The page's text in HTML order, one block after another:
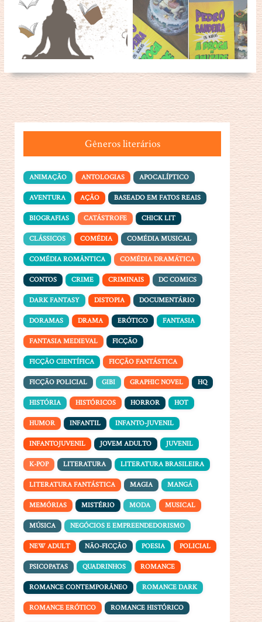
Gêneros literários
ANIMAÇÃO ANTOLOGIAS APOCALÍPTICO
AVENTURA AÇÃO BASEADO EM FATOS REAIS
BIOGRAFIAS CATÁSTROFE CHICK LIT
CLÁSSICOS COMÉDIA COMÉDIA MUSICAL
COMÉDIA ROMÂNTICA COMÉDIA DRAMÁTICA
CONTOS CRIME CRIMINAIS DC COMICS
DARK FANTASY DISTOPIA DOCUMENTÁRIO
DORAMAS DRAMA ERÓTICO FANTASIA
FANTASIA MEDIEVAL FICÇÃO
FICÇÃO CIENTÍFICA FICÇÃO FANTÁSTICA
FICÇÃO POLICIAL GIBI GRAPHIC NOVEL HQ
HISTÓRIA HISTÓRICOS HORROR HOT
HUMOR INFANTIL INFANTO-JUVENIL
INFANTOJUVENIL JOVEM ADULTO JUVENIL
K-POP LITERATURA LITERATURA BRASILEIRA
LITERATURA FANTÁSTICA MAGIA MANGÁ
MEMÓRIAS MISTÉRIO MODA MUSICAL
MÚSICA NEGÓCIOS E EMPREENDEDORISMO
NEW ADULT NÃO-FICÇÃO POESIA POLICIAL
PSICOPATAS QUADRINHOS ROMANCE
ROMANCE CONTEMPORÂNEO ROMANCE DARK
ROMANCE ERÓTICO ROMANCE HISTÓRICO